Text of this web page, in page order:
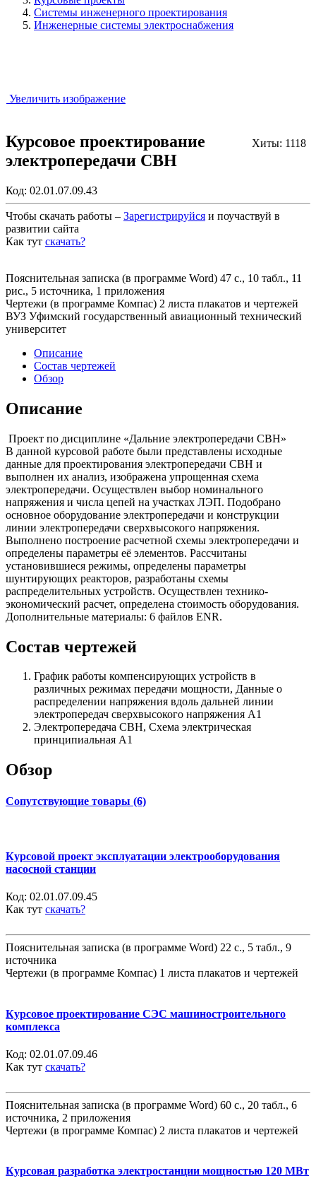
Системы инженерного проектирования
Инженерные системы электроснабжения
Увеличить изображение
Хиты: 1118
Курсовое проектирование
электропередачи СВН
Код: 02.01.07.09.43
Чтобы скачать работы – Зарегистрируйся и поучаствуй в
развитии сайта
Как тут скачать?
Пояснительная записка (в программе Word) 47 с., 10 табл., 11
рис., 5 источника, 1 приложения
Чертежи (в программе Компас) 2 листа плакатов и чертежей
ВУЗ Уфимский государственный авиационный технический
университет
Описание
Состав чертежей
Обзор
Описание
Проект по дисциплине «Дальние электропередачи СВН»
В данной курсовой работе были представлены исходные
данные для проектирования электропередачи СВН и
выполнен их анализ, изображена упрощенная схема
электропередачи. Осуществлен выбор номинального
напряжения и числа цепей на участках ЛЭП. Подобрано
основное оборудование электропередачи и конструкции
линии электропередачи сверхвысокого напряжения.
Выполнено построение расчетной схемы электропередачи и
определены параметры её элементов. Рассчитаны
установившиеся режимы, определены параметры
шунтирующих реакторов, разработаны схемы
распределительных устройств. Осуществлен технико-
экономический расчет, определена стоимость оборудования.
Дополнительные материалы: 6 файлов ENR.
Состав чертежей
График работы компенсирующих устройств в
различных режимах передачи мощности, Данные о
распределении напряжения вдоль дальней линии
электропередач сверхвысокого напряжения А1
Электропередача СВН, Схема электрическая
принципиальная А1
Обзор
Сопутствующие товары (6)
Курсовой проект эксплуатации электрооборудования
насосной станции
Код: 02.01.07.09.45
Как тут скачать?
Пояснительная записка (в программе Word) 22 с., 5 табл., 9
источника
Чертежи (в программе Компас) 1 листа плакатов и чертежей
Курсовое проектирование СЭС машиностроительного
комплекса
Код: 02.01.07.09.46
Как тут скачать?
Пояснительная записка (в программе Word) 60 с., 20 табл., 6
источника, 2 приложения
Чертежи (в программе Компас) 2 листа плакатов и чертежей
Курсовая разработка электростанции мощностью 120 МВт